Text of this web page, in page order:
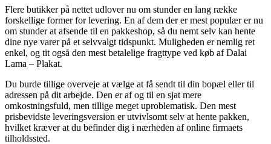
Flere butikker på nettet udlover nu om stunder en lang række
forskellige former for levering. En af dem der er mest populær er nu
om stunder at afsende til en pakkeshop, så du nemt selv kan hente
dine nye varer på et selvvalgt tidspunkt. Muligheden er nemlig ret
enkel, og tit også den mest betalelige fragttype ved køb af Dalai
Lama – Plakat.
Du burde tillige overveje at vælge at få sendt til din bopæl eller til
adressen på dit arbejde. Den er af og til en sjat mere
omkostningsfuld, men tillige meget uproblematisk. Den mest
prisbevidste leveringsversion er utvivlsomt selv at hente pakken,
hvilket kræver at du befinder dig i nærheden af online firmaets
tilholdssted.